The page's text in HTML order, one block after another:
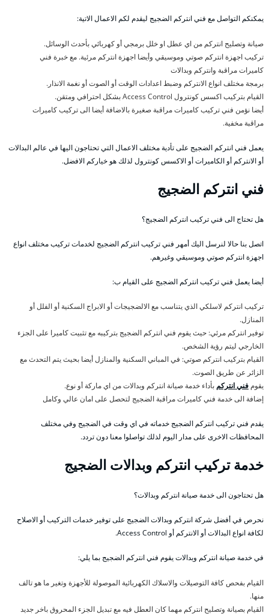
يمكنكم التواصل مع فني انتركم الضجيج ليقدم لكم الاعمال الاتية:
صيانة وتصليح انتركم من اي عطل او خلل برمجي أو كهربائي بأحدث الوسائل.
تركيب اجهزة انتركم صوتي وموسيقي وأيضا اجهزة انتركم مرئية. مع خبرة فني
كاميرات مراقبة وانتركم وبدالات
برمجة مختلف انواع الانتركم وضبط اعدادات الوقت أو الصوت أو نغمة الانذار.
القيام بتركيب اكسس كونترول Access Control بشكل احترافي ومتقن.
أيضا نؤمن فني تركيب كاميرات مراقبة صغيرة بالاضافة أيضا الى تركيب كاميرات
مراقبة مخفية.
يعمل فني انتركم الضجيج على تأدية مختلف الاعمال التي تحتاجون اليها في عالم البدالات
أو الانتركم أو الكاميرات أو الاكسس كونترول لذلك هو خياركم الافضل.
فني انتركم الضجيج
هل تحتاج الى فني تركيب انتركم الضجيج؟
اتصل بنا حالا لنرسل اليك أمهر فني تركيب انتركم الضجيج لخدمات تركيب مختلف انواع
اجهزة انتركم صوتي وموسيقي وغيرهم.
أيضا يعمل فني تركيب انتركم الضجيج على القيام ب:
تركيب انتركم لاسلكي الذي يتناسب مع الالضجيجات أو الابراج السكنية أو الفلل أو
المنازل.
توفير انتركم مرئي: حيث يقوم فني انتركم الضجيج بتركيبه مع تثبيت كاميرا على الجزء
الخارجي ليتم رؤية الشخص.
القيام بتركيب انتركم صوتي: في المباني السكنية والمنازل أيضا بحيث يتم التحدث مع
الزائر عن طريق الصوت.
يقوم فني انتركم بأداء خدمة صيانة انتركم وبدالات من اي ماركة أو نوع.
إضافة الى خدمة فني كاميرات مراقبة الضجيج لتحصل على امان عالي وكامل
يقدم فني تركيب انتركم الضجيج خدماته في اي وقت في الضجيج وفي مختلف
المحافظات الاخرى على مدار اليوم لذلك تواصلوا معنا دون تردد.
خدمة تركيب انتركم وبدالات الضجيج
هل تحتاجون الى خدمة صيانة انتركم وبدالات؟
نحرص في أفضل شركة انتركم وبدالات الضجيج على توفير خدمات التركيب أو الاصلاح
لكافة انواع البدالات أو الانتركم أو Access Control.
في خدمة صيانة انتركم وبدالات يقوم فني انتركم الضجيج بما يلي:
القيام بفحص كافة التوصيلات والاسلاك الكهربائية الموصولة للأجهزة وتغير ما هو تالف
منها.
القيام بصيانة وتصليح انتركم مهما كان العطل فيه مع تبديل الجزء المحروق باخر جديد